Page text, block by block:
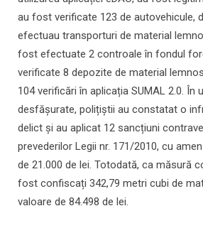
au fost verificate 123 de autovehicule,
efectuau transporturi de material
fost efectuate 2 controale în fondul
verificate 8 depozite de material
104 verificări în aplicația SUMAL 2.0. În
desfășurate, polițiștii au constatat o
delict și au aplicat 12 sancțiuni
prevederilor Legii nr. 171/2010, cu
de 21.000 de lei. Totodată, ca măsură
fost confiscați 342,79 metri cubi de
valoare de 84.498 de lei.